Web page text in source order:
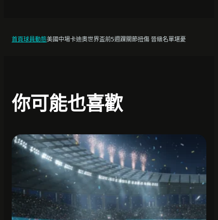
首頁球員動態美國中場卡迪奧世界盃前5週踝關節扭傷 晉級名單堪憂
你可能也喜歡